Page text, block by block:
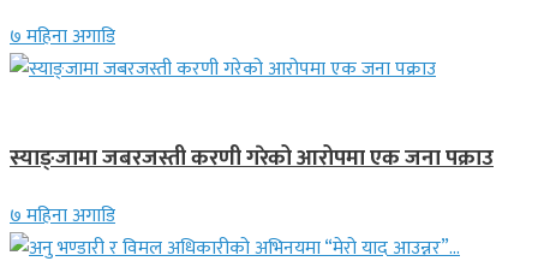
७ महिना अगाडि
स्याङ्जामा जबरजस्ती करणी गरेको आरोपमा एक जना पक्राउ
७ महिना अगाडि